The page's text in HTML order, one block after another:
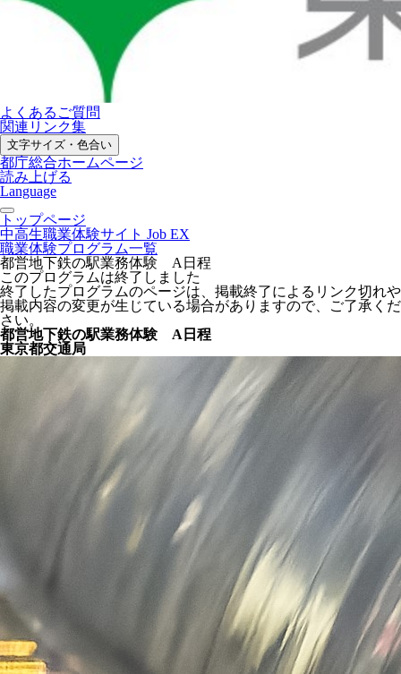
よくあるご質問
関連リンク集
文字サイズ・色合い
都庁総合ホームページ
読み上げる
Language
トップページ
中高生職業体験サイト Job EX
職業体験プログラム一覧
都営地下鉄の駅業務体験 A日程
このプログラムは終了しました
終了したプログラムのページは、掲載終了によるリンク切れや
掲載内容の変更が生じている場合がありますので、ご了承くだ
さい。
都営地下鉄の駅業務体験 A日程
東京都交通局